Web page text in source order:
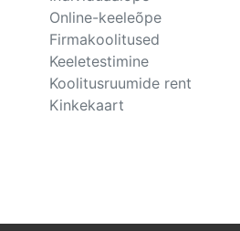
Online-keeleõpe
Firmakoolitused
Keeletestimine
Koolitusruumide rent
Kinkekaart